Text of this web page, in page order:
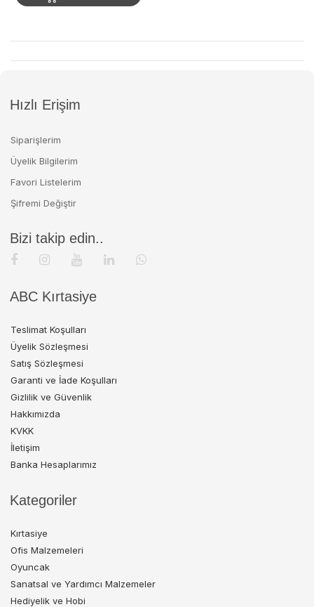
Hızlı Erişim
Siparişlerim
Üyelik Bilgilerim
Favori Listelerim
Şifremi Değiştir
Bizi takip edin..
ABC Kırtasiye
Teslimat Koşulları
Üyelik Sözleşmesi
Satış Sözleşmesi
Garanti ve İade Koşulları
Gizlilik ve Güvenlik
Hakkımızda
KVKK
İletişim
Banka Hesaplarımız
Kategoriler
Kırtasiye
Ofis Malzemeleri
Oyuncak
Sanatsal ve Yardımcı Malzemeler
Hediyelik ve Hobi